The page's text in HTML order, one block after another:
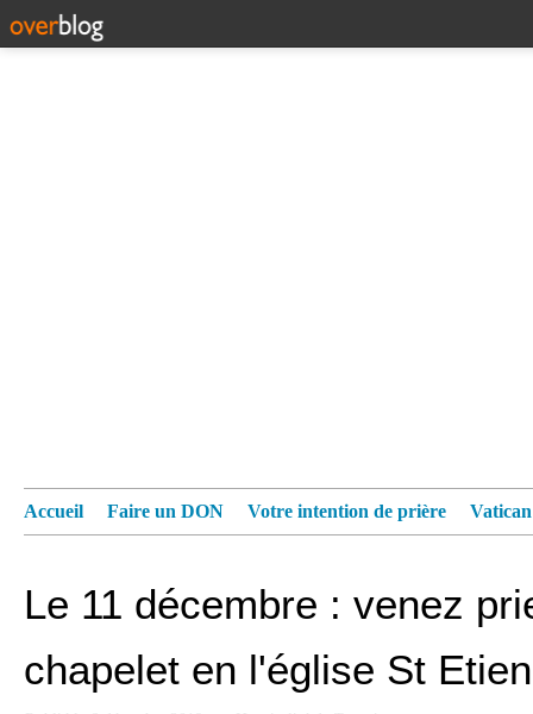
Accueil Faire un DON Votre intention de prière
Le 11 décembre : venez
chapelet en l'église St